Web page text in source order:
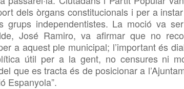
dels òrgans constitucionals i per a
grups independentistes. La mocióva
José Ramiro,va afirmar que no
a aquest ple municipal; l’important és
útil per a la gent, no censures ni
que es tracta és de posicionar a
Espanyola”.